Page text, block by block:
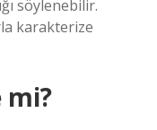
söylenebilir.
karakterize
mi?